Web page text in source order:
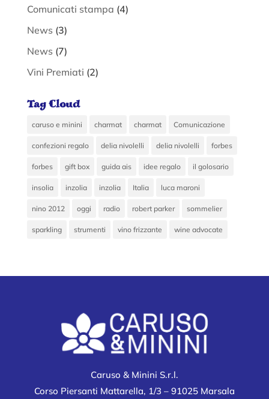
Comunicati stampa (4)
News (3)
News (7)
Vini Premiati (2)
Tag Cloud
caruso e minini charmat charmat Comunicazione
confezioni regalo delia nivolelli delia nivolelli forbes
forbes gift box guida ais idee regalo il golosario
insolia inzolia inzolia Italia luca maroni
nino 2012 oggi radio robert parker sommelier
sparkling strumenti vino frizzante wine advocate
Caruso & Minini S.r.l.
Corso Piersanti Mattarella, 1/3 – 91025 Marsala